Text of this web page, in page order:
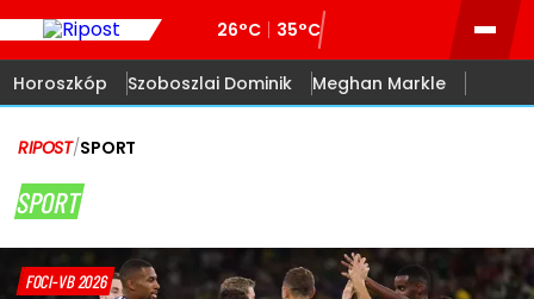
26°C 35°C
Horoszkóp Szoboszlai Dominik Meghan Markle
RIPOST/SPORT
SPORT
FOCI-VB 2026